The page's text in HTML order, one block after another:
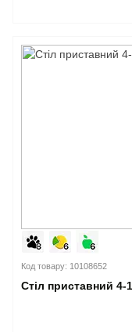
Код товару: 10108652
Стіл приставний 4-